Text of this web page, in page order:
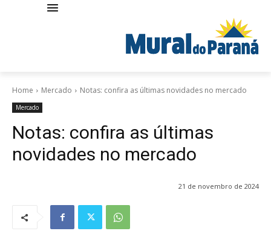
Home Mercado Notas: confira as últimas novidades no mercado
Mercado
Notas: confira as últimas
novidades no mercado
21 de novembro de 2024